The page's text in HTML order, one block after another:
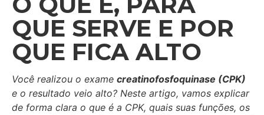
QUE SERVE E POR
QUE FICA ALTO
Você realizou o exame creatinofosfoquinase (CPK)
e o resultado veio alto? Neste artigo, vamos explicar
de forma clara o que é a CPK, quais suas funções, os